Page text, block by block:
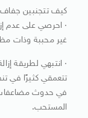
كيف تتجنبين جفاف
· احرصي على عدم
غير محببة وذات
· انتبهي لطريقة
تتعمقي كثيرًا في
في حدوث مضاعفات
المستحب.